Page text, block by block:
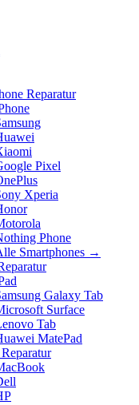
Reparatur
Pixel
Xperia
Phone
Smartphones →
Galaxy Tab
Surface
Tab
MatePad